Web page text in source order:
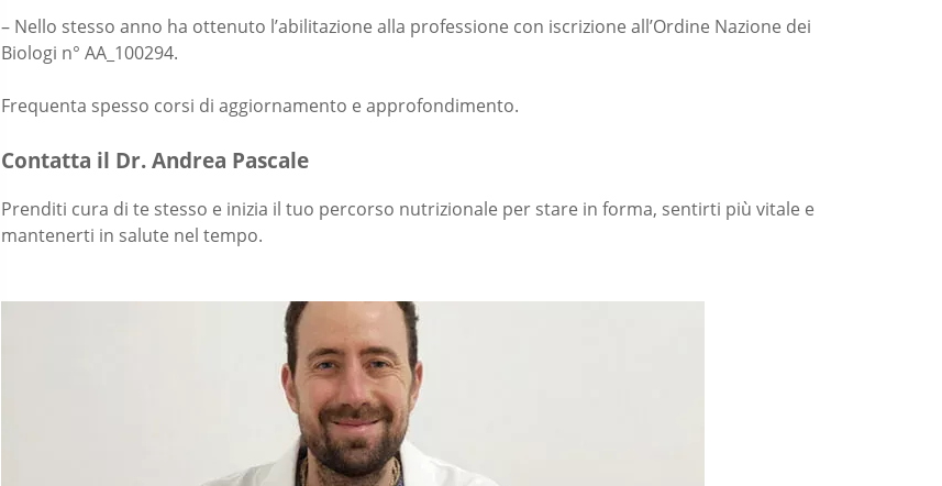
– Nello stesso anno ha ottenuto l’abilitazione alla professione con iscrizione all’Ordine Nazione dei
Biologi n° AA_100294.
Frequenta spesso corsi di aggiornamento e approfondimento.
Contatta il Dr. Andrea Pascale
Prenditi cura di te stesso e inizia il tuo percorso nutrizionale per stare in forma, sentirti più vitale e
mantenerti in salute nel tempo.